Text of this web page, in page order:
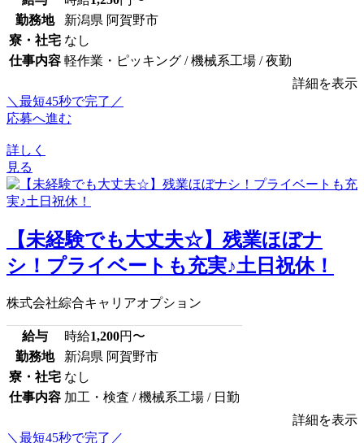
勤務地
新潟県 阿賀野市
寮・社宅 なし
仕事内容 軽作業・ピッキング / 機械系工場 / 夜勤
詳細を表示
＼最短45秒で完了／
応募へ進む
詳しく
見る
【未経験でも大丈夫☆】残業ほぼナ
シ！プライベートも充実♪土日祝休！
株式会社綜合キャリアオプション
給与 時給1,200円〜
勤務地
新潟県 阿賀野市
寮・社宅 なし
仕事内容 加工・検査 / 機械系工場 / 日勤
詳細を表示
＼最短45秒で完了／